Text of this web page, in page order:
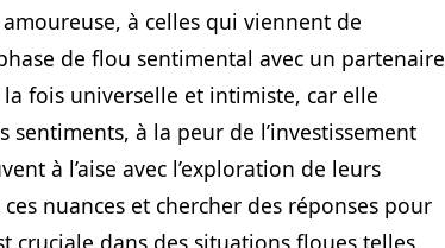
à celles qui viennent de
de flou sentimental avec un partenaire
fois universelle et intimiste, car elle
sentiments, à la peur de l’investissement
à l’aise avec l’exploration de leurs
nuances et chercher des réponses pour
cruciale dans des situations floues telles